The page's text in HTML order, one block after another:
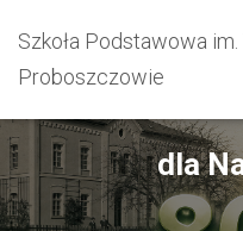
Szkoła Podstawowa
Proboszczowie
dla